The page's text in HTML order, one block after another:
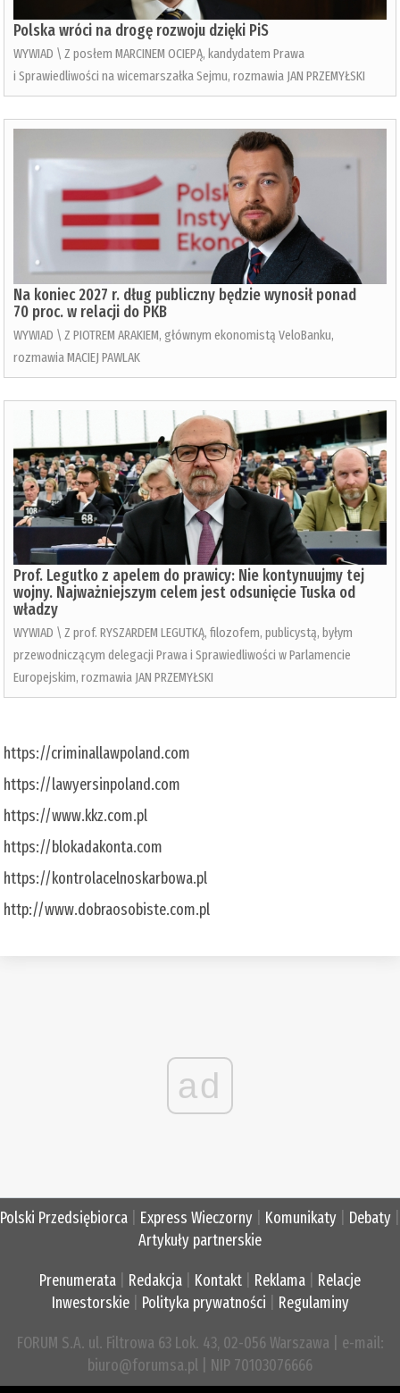
Polska wróci na drogę rozwoju dzięki PiS
WYWIAD \ Z posłem MARCINEM OCIEPĄ, kandydatem Prawa
i Sprawiedliwości na wicemarszałka Sejmu, rozmawia JAN PRZEMYŁSKI
Na koniec 2027 r. dług publiczny będzie wynosił ponad
70 proc. w relacji do PKB
WYWIAD \ Z PIOTREM ARAKIEM, głównym ekonomistą VeloBanku,
rozmawia MACIEJ PAWLAK
Prof. Legutko z apelem do prawicy: Nie kontynuujmy tej
wojny. Najważniejszym celem jest odsunięcie Tuska od
władzy
WYWIAD \ Z prof. RYSZARDEM LEGUTKĄ, filozofem, publicystą, byłym
przewodniczącym delegacji Prawa i Sprawiedliwości w Parlamencie
Europejskim, rozmawia JAN PRZEMYŁSKI
https://criminallawpoland.com
https://lawyersinpoland.com
https://www.kkz.com.pl
https://blokadakonta.com
https://kontrolacelnoskarbowa.pl
http://www.dobraosobiste.com.pl
ad
Polski Przedsiębiorca Express Wieczorny Komunikaty Debaty
Artykuły partnerskie
Prenumerata Redakcja Kontakt Reklama
Relacje
Inwestorskie| Polityka prywatności Regulaminy
FORUM S.A. ul. Filtrowa 63 Lok. 43, 02-056 Warszawa | e-mail:
biuro@forumsa.pl | NIP 70103076666